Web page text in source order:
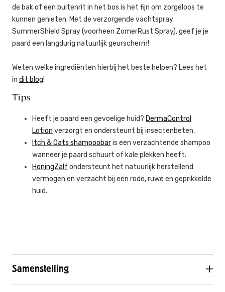
de bak of een buitenrit in het bos is het fijn om zorgeloos te
kunnen genieten. Met de verzorgende vachtspray
SummerShield Spray (voorheen ZomerRust Spray), geef je je
paard een langdurig natuurlijk geurscherm!
Weten welke ingrediënten hierbij het beste helpen? Lees het
in dit blog!
Tips
Heeft je paard een gevoelige huid? DermaControl
Lotion verzorgt en ondersteunt bij insectenbeten.
Itch & Oats shampoobaris een verzachtende shampoo
wanneer je paard schuurt of kale plekken heeft.
HoningZalf ondersteunt het natuurlijk herstellend
vermogen en verzacht bij een rode, ruwe en geprikkelde
huid.
Samenstelling